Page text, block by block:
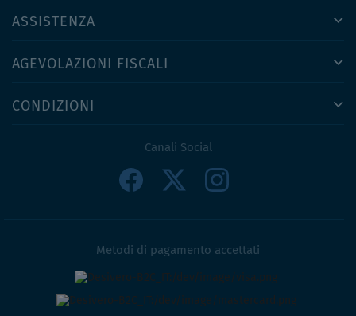
ASSISTENZA
AGEVOLAZIONI FISCALI
CONDIZIONI
Canali Social
Metodi di pagamento accettati